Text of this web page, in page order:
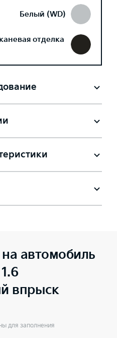
Белый (WD)
отделка
автомобиль
впрыск
для заполнения